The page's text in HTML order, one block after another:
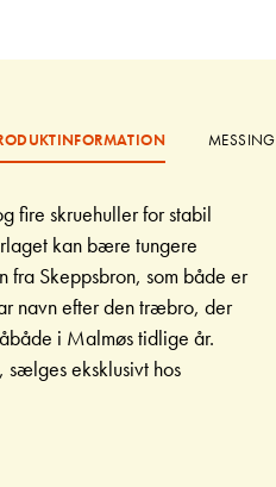
fire skruehuller for stabil
kan bære tungere
fra Skeppsbron, som både er
navn efter den træbro, der
i Malmøs tidlige år.
sælges eksklusivt hos
MESSING